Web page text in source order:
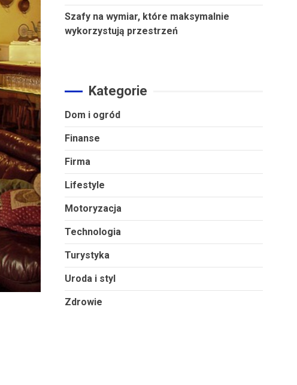
Szafy na wymiar, które maksymalnie
wykorzystują przestrzeń
Kategorie
Dom i ogród
Finanse
Firma
Lifestyle
Motoryzacja
Technologia
Turystyka
Uroda i styl
Zdrowie